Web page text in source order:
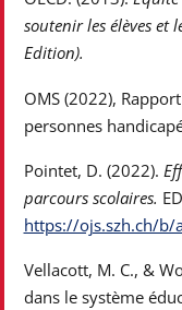
soutenir les élèves et
Edition).
OMS (2022),
personnes
Pointet, D. (2022).
parcours scolaires.
https://ojs.szh.ch/
Vellacott, M. C., &
dans le système